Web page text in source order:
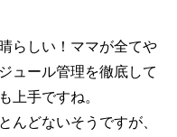
らしい！ママが全てや
ュール管理を徹底して
上手ですね。
どないそうですが、